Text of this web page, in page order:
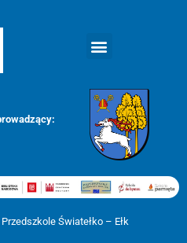
Światełko – Ełk